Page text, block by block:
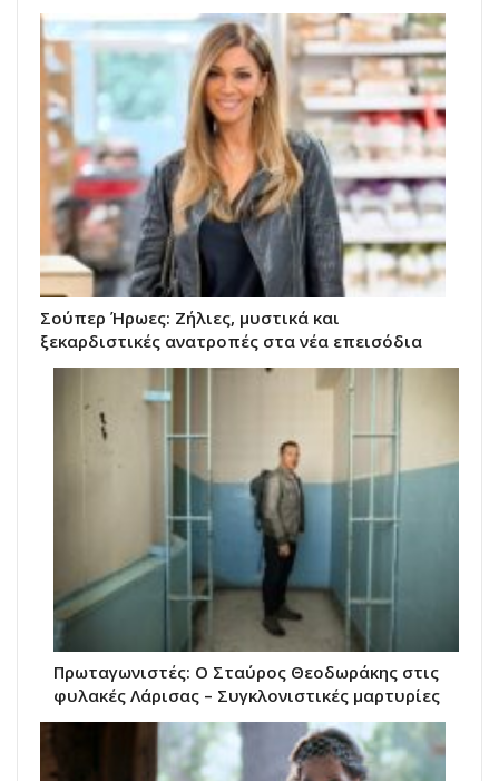
Σούπερ Ήρωες: Ζήλιες, μυστικά και
ξεκαρδιστικές ανατροπές στα νέα επεισόδια
Πρωταγωνιστές: Ο Σταύρος Θεοδωράκης στις
φυλακές Λάρισας – Συγκλονιστικές μαρτυρίες